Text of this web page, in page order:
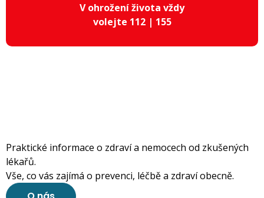
V ohrožení života vždy
volejte 112 | 155
Praktické informace o zdraví a nemocech od zkušených
lékařů.
Vše, co vás zajímá o prevenci, léčbě a zdraví obecně.